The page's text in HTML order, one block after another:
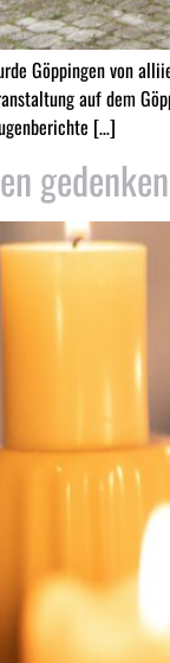
Göppingen von
auf dem
[…]